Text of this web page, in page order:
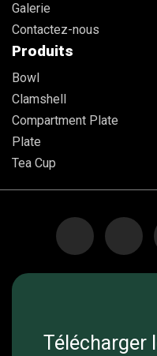
Galerie
Contactez-nous
Produits
Bowl
Clamshell
Compartment Plate
Plate
Tea Cup
Télécharger